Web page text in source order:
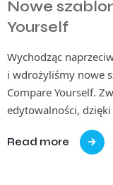
Nowe
Yourself
Wychodząc
i wdrożyliśmy nowe
Compare Yourself.
edytowalności,
Read more